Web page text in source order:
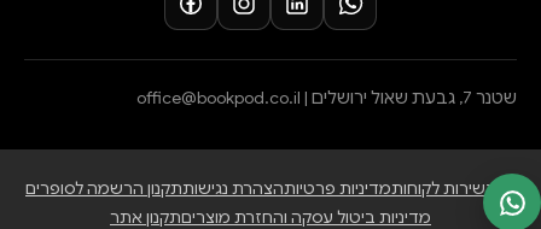
שטנר 7, גבעת שאול ירושלים | office@bookpod.co.il
בלוגשירות לקוחותמדיניות פרטיותהצהרת נגישותתקנון הרשמה לסופרים
מדיניות ביטול עסקה והחזרת מוצריםתקנון אתר